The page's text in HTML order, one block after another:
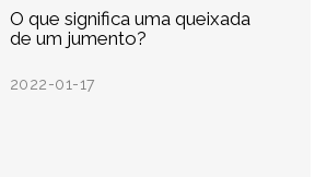
O que significa uma queixada
de um jumento?
2022-01-17